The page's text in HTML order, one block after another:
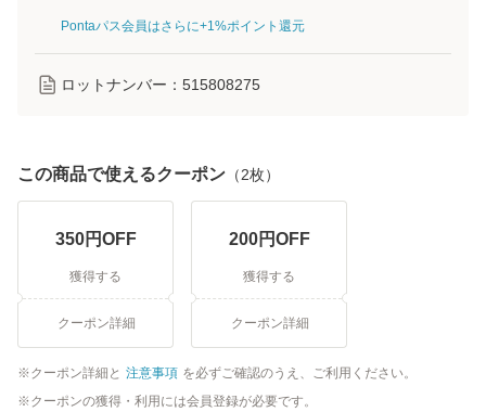
Pontaパス会員はさらに+1%ポイント還元
ロットナンバー： 515808275
この商品で使えるクーポン （2枚）
350円OFF
獲得する
クーポン詳細
200円OFF
獲得する
クーポン詳細
クーポン詳細と 注意事項 を必ずご確認のうえ、ご利用ください。
クーポンの獲得・利用には会員登録が必要です。